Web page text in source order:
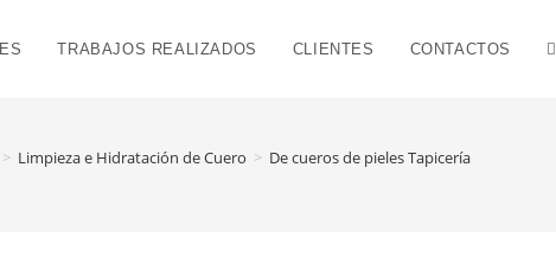
TRABAJOS REALIZADOS CLIENTES CONTACTOS
> Limpieza e Hidratación de Cuero > De cueros de pieles Tapicería